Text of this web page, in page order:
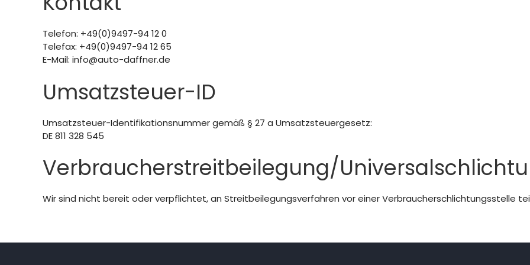
Telefon: +49(0)9497-94 12 0
Telefax: +49(0)9497-94 12 65
E-Mail: info@auto-daffner.de
Umsatzsteuer-ID
Umsatzsteuer-Identifikationsnummer gemäß § 27 a Umsatzsteuergesetz:
DE 811 328 545
Verbraucher­streit­beilegung/
Wir sind nicht bereit oder verpflichtet, an Streitbeilegungsverfahren vor einer Verbraucherschlichtungsstelle